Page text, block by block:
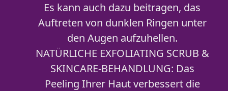
Es kann auch dazu beitragen, das
Auftreten von dunklen Ringen unter
den Augen aufzuhellen.
NATÜRLICHE EXFOLIATING SCRUB &
SKINCARE-BEHANDLUNG: Das
Peeling Ihrer Haut verbessert die